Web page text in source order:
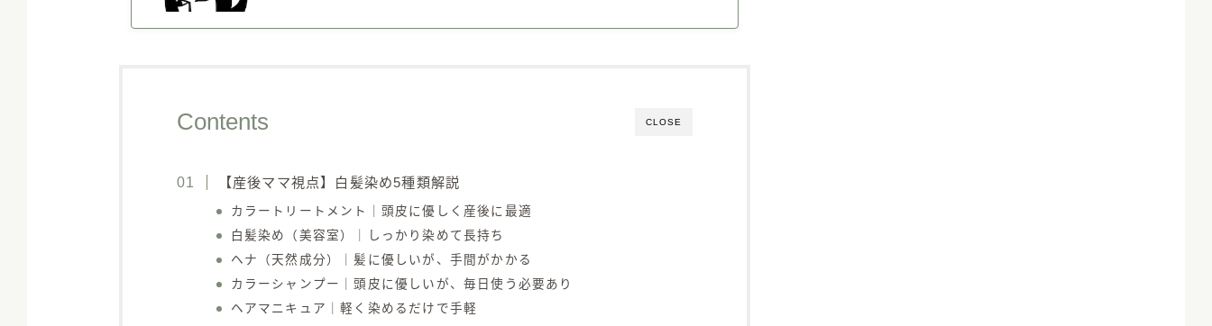
CLOSE
Contents
【産後ママ視点】白髪染め5種類解説
カラートリートメント｜頭皮に優しく産後に最適
白髪染め（美容室）｜しっかり染めて長持ち
ヘナ（天然成分）｜髪に優しいが、手間がかかる
カラーシャンプー｜頭皮に優しいが、毎日使う必要あり
ヘアマニキュア｜軽く染めるだけで手軽